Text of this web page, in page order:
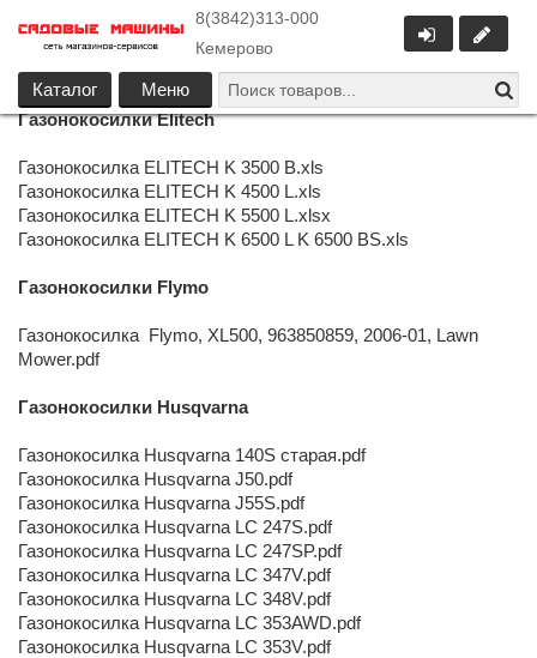
8(3842)313-000
Кемерово
Каталог
Меню
Газонокосилки Elitech
Газонокосилка ELITECH K 3500 B.xls
Газонокосилка ELITECH K 4500 L.xls
Газонокосилка ELITECH K 5500 L.xlsx
Газонокосилка ELITECH K 6500 L K 6500 BS.xls
Газонокосилки Flymo
Газонокосилка Flymo, XL500, 963850859, 2006-01, Lawn
Mower.pdf
Газонокосилки Husqvarna
Газонокосилка Husqvarna 140S старая.pdf
Газонокосилка Husqvarna J50.pdf
Газонокосилка Husqvarna J55S.pdf
Газонокосилка Husqvarna LC 247S.pdf
Газонокосилка Husqvarna LC 247SP.pdf
Газонокосилка Husqvarna LC 347V.pdf
Газонокосилка Husqvarna LC 348V.pdf
Газонокосилка Husqvarna LC 353AWD.pdf
Газонокосилка Husqvarna LC 353V.pdf